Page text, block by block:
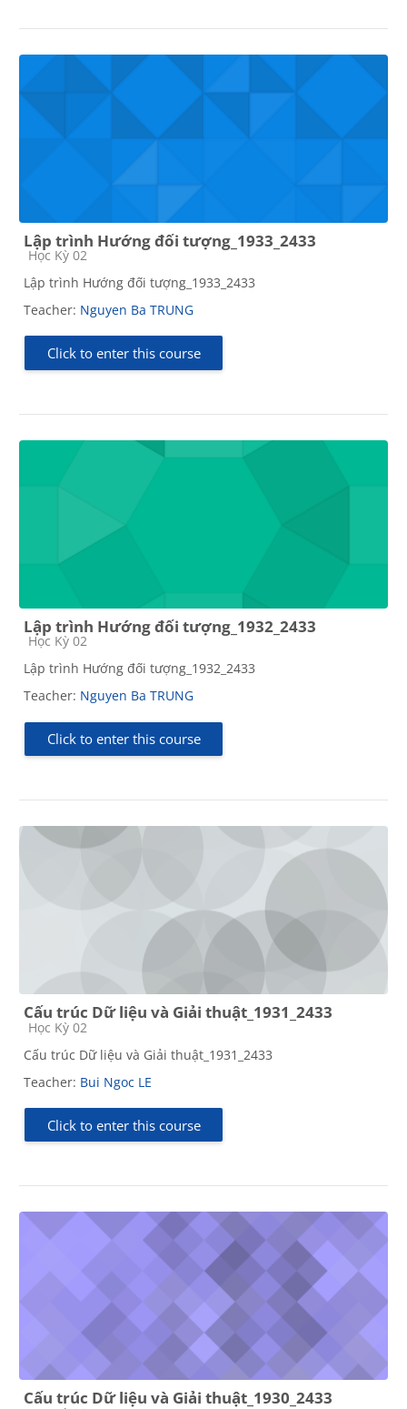
Lập trình Hướng đối tượng_1933_2433
Course category
Học Kỳ 02
Lập trình Hướng đối tượng_1933_2433
Teacher: Nguyen Ba TRUNG
Click to enter this course
Lập trình Hướng đối tượng_1932_2433
Course category
Học Kỳ 02
Lập trình Hướng đối tượng_1932_2433
Teacher: Nguyen Ba TRUNG
Click to enter this course
Cấu trúc Dữ liệu và Giải thuật_1931_2433
Course category
Học Kỳ 02
Cấu trúc Dữ liệu và Giải thuật_1931_2433
Teacher: Bui Ngoc LE
Click to enter this course
Cấu trúc Dữ liệu và Giải thuật_1930_2433